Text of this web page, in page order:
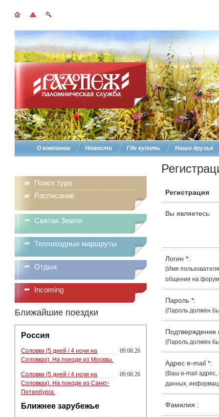
О компании Новости Где купить Наши друзья
Поиск тура
Расписание
Святая Земля
Теплоходные маршруты
Отдых
Incoming
Ближайшие поездки
Россия
Соловки (5 дней / 4 ночи на
Соловках). На поезде из Москвы.
09.08.26
Соловки (5 дней / 4 ночи на
Соловках). На поезде из Санкт-
Петербурга.
09.08.26
Ближнее зарубежье
Регистрация
Вы являетесь:
Логин *:
(Имя
общения на
Пароль *:
(Пароль должен
(Пароль должен
Адрес e-mail *:
(Ваш e-mail адрес,
данных,
Фамилия :